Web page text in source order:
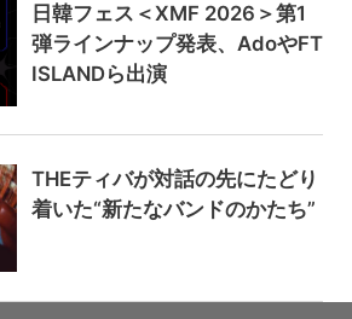
日韓フェス＜XMF 2026＞第1
弾ラインナップ発表、AdoやFT
ISLANDら出演
THEティバが対話の先にたどり
着いた“新たなバンドのかたち”